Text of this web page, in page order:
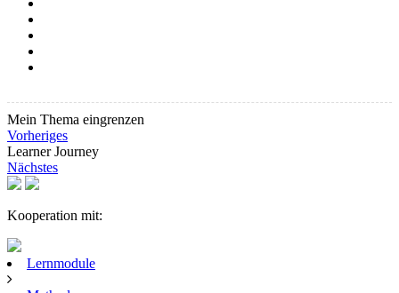
Mein Thema eingrenzen
Vorheriges
Learner Journey
Nächstes
Kooperation mit:
Lernmodule